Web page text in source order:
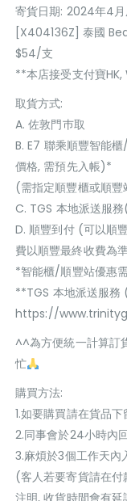
寄貨日期: 2024年4
[X404136Z] 泰國
$54/支
**本店接受支付寶
取貨方式:
A. 佐敦門巿取
B. E7 聯乘順豐智能
價格, 需預先入帳)*
(需指定順豐櫃或順
C. TGS 本地派送服
D. 順豐到付 (可以順
費以順豐最終收費為
*智能櫃/順豐站優惠
**TGS 本地派送服
https://
^^為方便統一計算訂
忙
購買方法:
1.如要購買請在貨品
2.同事會於24小時內
3.麻煩於3個工作天內
(客人若要寄貨請在付